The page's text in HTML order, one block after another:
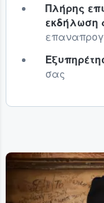
Πλήρης
εκδήλωση
σας